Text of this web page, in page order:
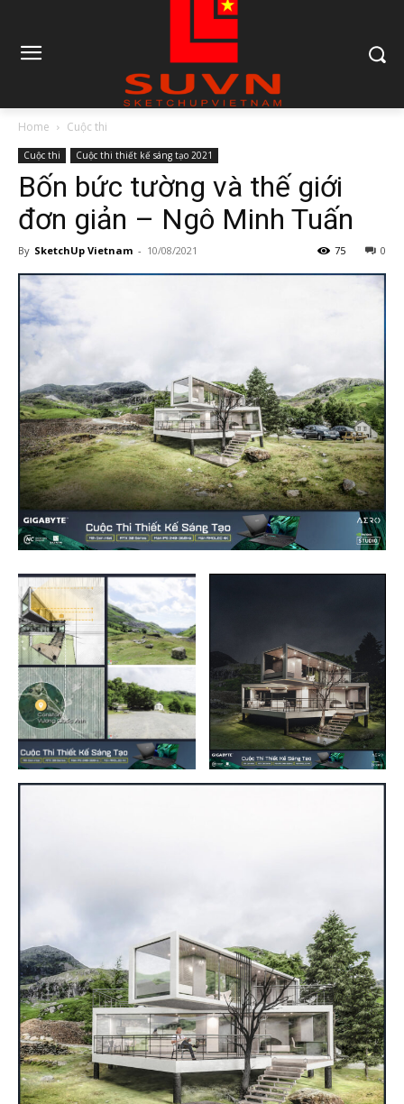
Home Cuộc thi
Cuộc thi Cuộc thi thiết kế sáng tạo 2021
Bốn bức tường và thế giới
đơn giản – Ngô Minh Tuấn
By SketchUp Vietnam - 10/08/2021 0
75